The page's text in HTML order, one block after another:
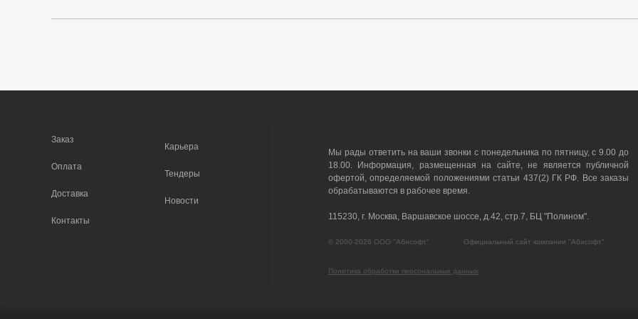
Заказ
Оплата
Доставка
Контакты
Карьера
Тендеры
Новости
Мы рады ответить на ваши звонки с понедельника по пятницу, с 9.00 до
18.00. Информация, размещенная на сайте, не является публичной
офертой, определяемой положениями статьи 437(2) ГК РФ. Все заказы
обрабатываются в рабочее время.
115230, г. Москва, Варшавское шоссе, д.42, стр.7, БЦ "Полином".
© 2000-2026 ООО "Абисофт" Официальный сайт компании "Абисофт"
Политика обработки персональных данных